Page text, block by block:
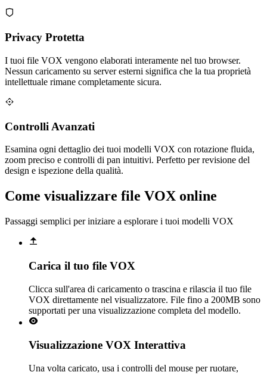
Privacy Protetta
I tuoi file VOX vengono elaborati interamente nel tuo browser.
Nessun caricamento su server esterni significa che la tua proprietà
intellettuale rimane completamente sicura.
Controlli Avanzati
Esamina ogni dettaglio dei tuoi modelli VOX con rotazione fluida,
zoom preciso e controlli di pan intuitivi. Perfetto per revisione del
design e ispezione della qualità.
Come visualizzare file VOX online
Passaggi semplici per iniziare a esplorare i tuoi modelli VOX
Carica il tuo file VOX
Clicca sull'area di caricamento o trascina e rilascia il tuo file
VOX direttamente nel visualizzatore. File fino a 200MB sono
supportati per una visualizzazione completa del modello.
Visualizzazione VOX Interattiva
Una volta caricato, usa i controlli del mouse per ruotare,